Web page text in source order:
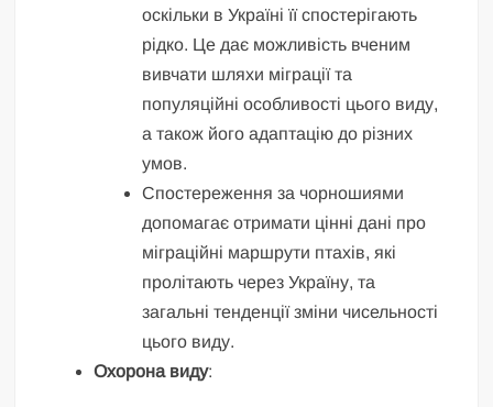
оскільки в Україні її спостерігають
рідко. Це дає можливість вченим
вивчати шляхи міграції та
популяційні особливості цього виду,
а також його адаптацію до різних
умов.
Спостереження за чорношиями
допомагає отримати цінні дані про
міграційні маршрути птахів, які
пролітають через Україну, та
загальні тенденції зміни чисельності
цього виду.
Охорона виду: